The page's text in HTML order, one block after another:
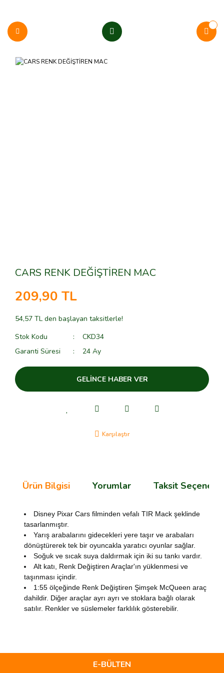
CARS RENK DEĞİŞTİREN MAC
209,90 TL
54,57 TL den başlayan taksitlerle!
Stok Kodu
CKD34
Garanti Süresi
24 Ay
GELİNCE HABER VER
Karşılaştır
Ürün Bilgisi Yorumlar Taksit
Disney Pixar Cars filminden vefalı TIR Mack şeklinde
tasarlanmıştır.
Yarış arabalarını gidecekleri yere taşır ve arabaları
dönüştürerek tek bir oyuncakla yaratıcı oyunlar sağlar.
Soğuk ve sıcak suya daldırmak için iki su tankı vardır.
Alt katı, Renk Değiştiren Araçlar'ın yüklenmesi ve
taşınması içindir.
1:55 ölçeğinde Renk Değiştiren Şimşek McQueen araç
dahildir. Diğer araçlar ayrı ayrı ve stoklara bağlı olarak
satılır. Renkler ve süslemeler farklılık gösterebilir.
kullanarak tarafımıza iletebilirsiniz.
Görüş ve önerileriniz için teşekkür ederiz.
E-BÜLTEN